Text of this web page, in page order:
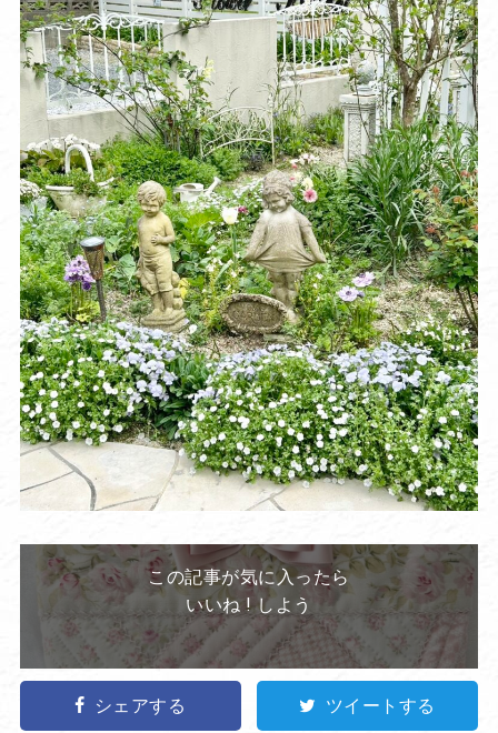
この記事が気に入ったら
いいね ! しよう
シェアする ツイートする